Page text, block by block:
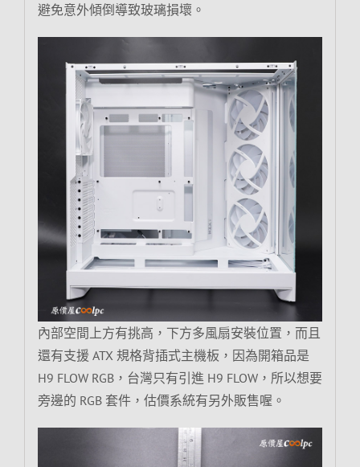
避免意外傾倒導致玻璃損壞。
內部空間上方有挑高，下方多風扇安裝位置，而且
還有支援 ATX 規格背插式主機板，因為開箱品是
H9 FLOW RGB，台灣只有引進 H9 FLOW，所以想要
旁邊的 RGB 套件，估價系統有另外販售喔。